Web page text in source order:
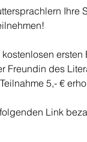
Ihre
Freundin des
5,- €
Link